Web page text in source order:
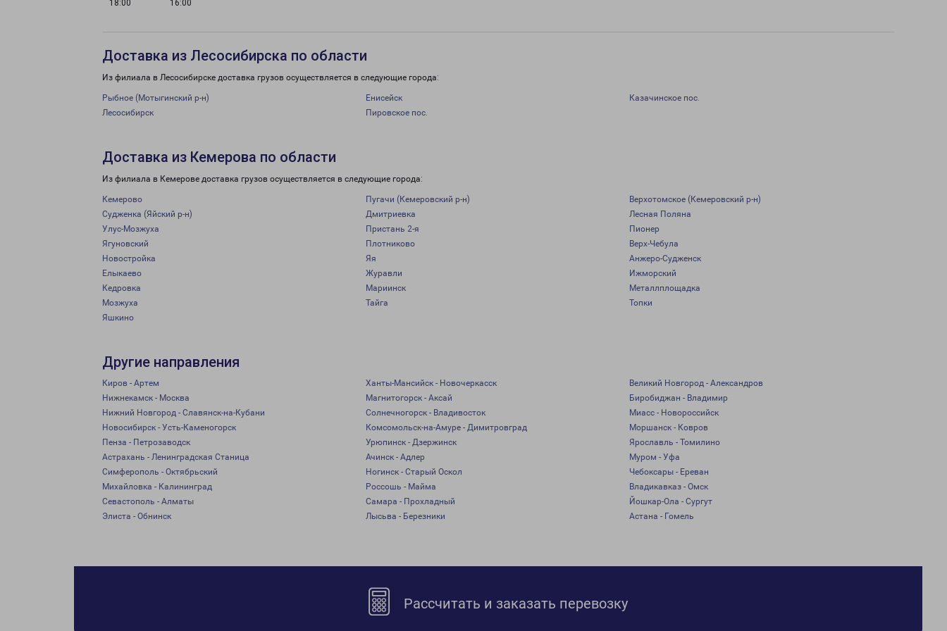
18:00 16:00
Доставка из Лесосибирска по области
Из филиала в Лесосибирске доставка грузов осуществляется в следующие города:
Рыбное (Мотыгинский р-н) Енисейск
Казачинское пос.
Лесосибирск
Пировское пос.
Доставка из Кемерова по области
Из филиала в Кемерове доставка грузов осуществляется в следующие города:
Кемерово Пугачи (Кемеровский р-н)
Верхотомское (Кемеровский р-н)
Судженка (Яйский р-н)
Дмитриевка
Лесная Поляна
Улус-Мозжуха
Пристань 2-я
Пионер
Ягуновский
Плотниково
Верх-Чебула
Новостройка
Яя
Анжеро-Судженск
Елыкаево
Журавли
Ижморский
Кедровка
Мариинск
Металлплощадка
Мозжуха
Тайга
Топки
Яшкино
Другие направления
Киров - Артем Ханты-Мансийск - Новочеркасск
Великий Новгород - Александров
Нижнекамск - Москва
Магнитогорск - Аксай
Биробиджан - Владимир
Нижний Новгород - Славянск-на-Кубани
Солнечногорск - Владивосток
Миасс - Новороссийск
Новосибирск - Усть-Каменогорск
Комсомольск-на-Амуре - Димитровград
Моршанск - Ковров
Пенза - Петрозаводск
Урюпинск - Дзержинск
Ярославль - Томилино
Астрахань - Ленинградская Станица
Ачинск - Адлер
Муром - Уфа
Симферополь - Октябрьский
Ногинск - Старый Оскол
Чебоксары - Ереван
Михайловка - Калининград
Россошь - Майма
Владикавказ - Омск
Севастополь - Алматы
Самара - Прохладный
Йошкар-Ола - Сургут
Элиста - Обнинск
Лысьва - Березники Астана - Гомель
Рассчитать и заказать перевозку